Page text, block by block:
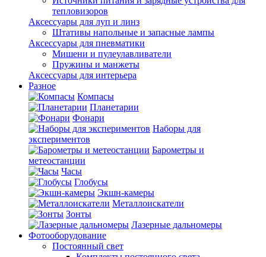
тепловизоров
Аксессуары для луп и линз
Штативы напольные и запасные лампы
Аксессуары для пневматики
Мишени и пулеулавливатели
Пружины и манжеты
Аксессуары для интерьера
Разное
Компасы
Планетарии
Фонари
Наборы для
экспериментов
Барометры и
метеостанции
Часы
Глобусы
Экшн-камеры
Металлоискатели
Зонты
Лазерные дальномеры
Фотооборудование
Постоянный свет